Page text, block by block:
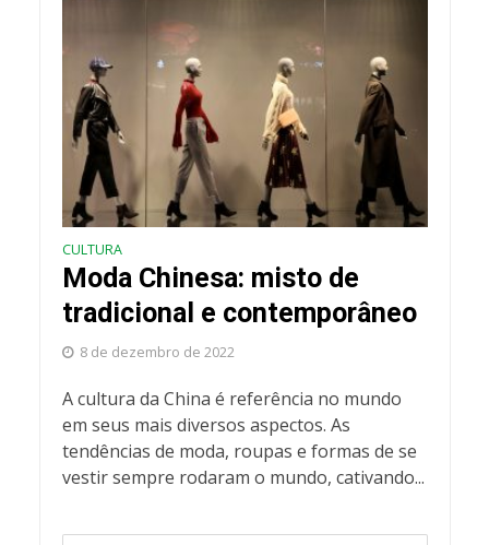
CULTURA
Moda Chinesa: misto de
tradicional e contemporâneo
8 de dezembro de 2022
A cultura da China é referência no mundo
em seus mais diversos aspectos. As
tendências de moda, roupas e formas de se
vestir sempre rodaram o mundo, cativando...